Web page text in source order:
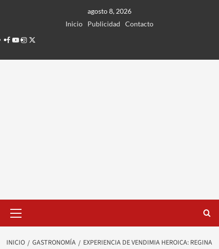
agosto 8, 2026
Inicio
Publicidad
Contacto
Facebook
Youtube
Instagram
Twitter
principal
INICIO GASTRONOMÍA
EXPERIENCIA DE VENDIMIA HEROICA: REGINA